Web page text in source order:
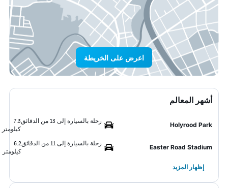
اعرض على الخريطة
أشهر المعالم
Holyrood Park
رحلة بالسيارة إلى 13 من الدقائق
7.3
كيلومتر
Easter Road Stadium
رحلة بالسيارة إلى 11 من الدقائق
6.2
كيلومتر
إظهار المزيد